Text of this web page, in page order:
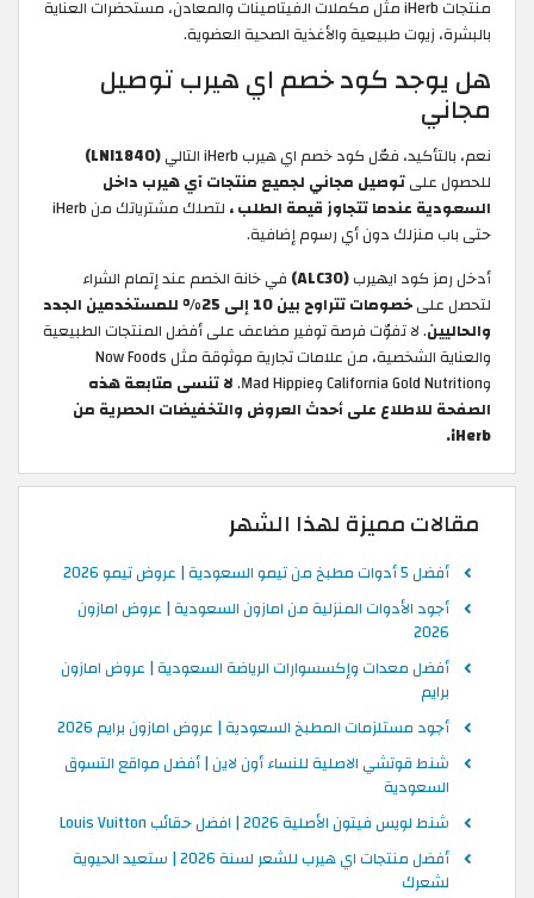
منتجات iHerb مثل مكملات الفيتامينات والمعادن، مستحضرات العناية
بالبشرة، زيوت طبيعية والأغذية الصحية العضوية.
هل يوجد كود خصم اي هيرب توصيل
مجاني
نعم، بالتأكيد، فعّل كود خصم اي هيرب iHerb التالي
(LNI1840)
للحصول علىتوصيل مجاني لجميع منتجات آي هيرب داخل
السعودية عندما تتجاوز قيمة الطلب ،
لتصلك مشترياتك من iHerb
حتى باب منزلك دون أي رسوم إضافية.
أدخل رمز كود ايهيرب(ALC30)
في خانة الخصم عند إتمام الشراء
لتحصل على
خصومات تتراوح بين 10 إلى 25% للمستخدمين الجدد
والحاليين. لا تفوّت فرصة توفير مضاعف على أفضل المنتجات الطبيعية
والعناية الشخصية، من علامات تجارية موثوقة مثل Now Foods
وCalifornia Gold Nutrition وMad Hippie.
لا تنسى متابعة هذه
الصفحة للاطلاع على أحدث العروض والتخفيضات الحصرية من
iHerb.
مقالات مميزة لهذا الشهر
أفضل 5 أدوات مطبخ من تيمو السعودية | عروض تيمو 2026
أجود الأدوات المنزلية من امازون السعودية | عروض امازون
2026
أفضل معدات وإكسسوارات الرياضة السعودية | عروض امازون
برايم
أجود مستلزمات المطبخ السعودية | عروض امازون برايم 2026
شنط قوتشي الاصلية للنساء أون لاين | أفضل مواقع التسوق
السعودية
شنط لويس فيتون الأصلية 2026 | افضل حقائب Louis Vuitton
أفضل منتجات اي هيرب للشعر لسنة 2026 | ستعيد الحيوية
لشعرك